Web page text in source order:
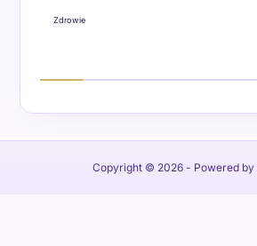
Zdrowie
Copyright © 2026 - Powered by